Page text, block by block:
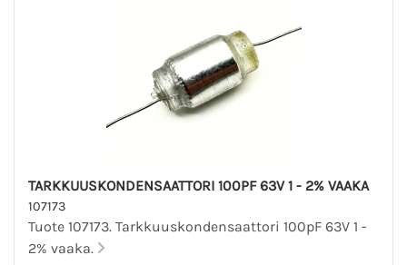
TARKKUUSKONDENSAATTORI 100PF 63V 1 - 2% VAAKA
107173
Tuote 107173. Tarkkuuskondensaattori 100pF 63V 1 -
2% vaaka.